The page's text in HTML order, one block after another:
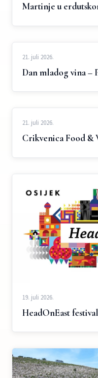
Martinje u
21. juli 2026.
Dan mladog vina –
21. juli 2026.
Crikvenica Food &
19. juli 2026.
HeadOnEast